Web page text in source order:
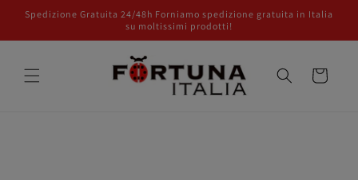
direttamente
Spedizione Gratuita 24/48h Forniamo spedizione gratuita in Italia
su moltissimi prodotti!
Carrello